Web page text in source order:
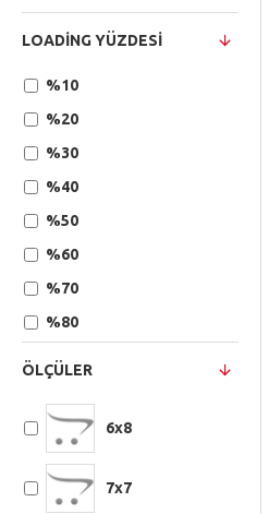
LOADING YÜZDESI
%10
%20
%30
%40
%50
%60
%70
%80
ÖLÇÜLER
6x8
7x7